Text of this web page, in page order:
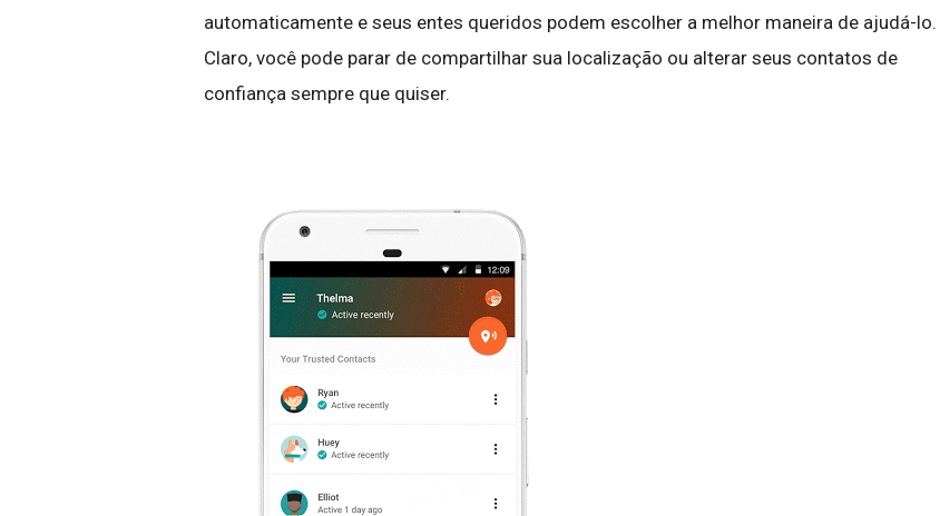
automaticamente e seus entes queridos podem escolher a melhor maneira de ajudá-lo.
Claro, você pode parar de compartilhar sua localização ou alterar seus contatos de
confiança sempre que quiser.